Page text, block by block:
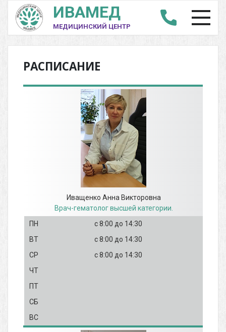
ИВАМЕД
МЕДИЦИНСКИЙ ЦЕНТР
РАСПИСАНИЕ
Иващенко Анна Викторовна
Врач-гематолог высшей категории.
с 8:00 до 14:30
с 8:00 до 14:30
с 8:00 до 14:30